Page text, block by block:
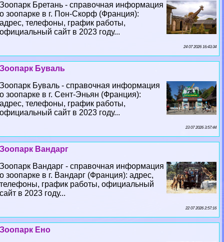
Зоопарк Бретань - справочная информация
о зоопарке в г. Пон-Скорф (Франция):
адрес, телефоны, график работы,
официальный сайт в 2023 году...
24 07 2026 16:43:34
Зоопарк Буваль
Зоопарк Буваль - справочная информация
о зоопарке в г. Сент-Эньян (Франция):
адрес, телефоны, график работы,
официальный сайт в 2023 году...
23 07 2026 3:57:44
Зоопарк Вандарг
Зоопарк Вандарг - справочная информация
о зоопарке в г. Вандарг (Франция): адрес,
телефоны, график работы, официальный
сайт в 2023 году...
22 07 2026 2:57:16
Зоопарк Ено